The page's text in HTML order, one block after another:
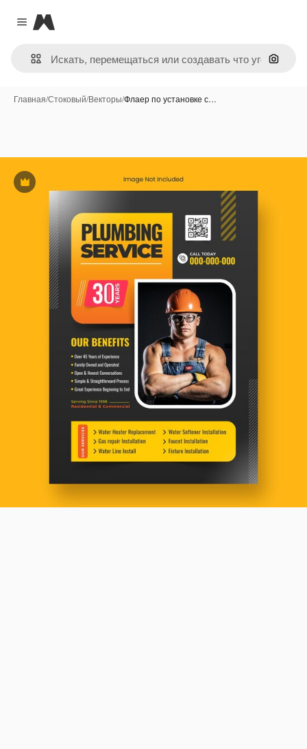
Close menu
Magnific
Поиск
Главная/Стоковый/Векторы/Флаер по установке с…
Премиум